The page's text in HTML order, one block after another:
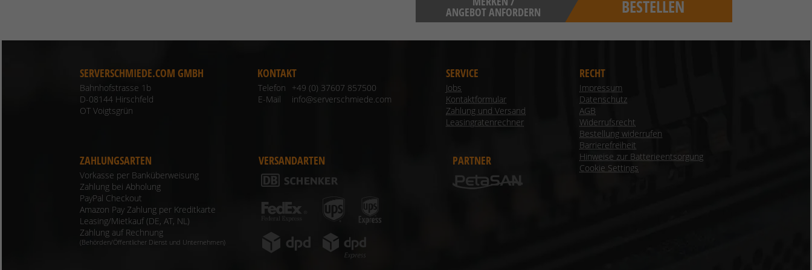
ANGEBOT ANFORDERN BESTELLEN
SERVERSCHMIEDE.COM GMBH
Bahnhofstrasse 1b
D-08144 Hirschfeld
OT Voigtsgrün
KONTAKT
Telefon
+49 (0) 37607 857500
E-Mail
info@serverschmiede.com
SERVICE
Jobs
Kontaktformular
Zahlung und Versand
Leasingratenrechner
RECHT
Impressum
Datenschutz
AGB
Widerrufsrecht
Bestellung widerrufen
Barrierefreiheit
Hinweise zur Batterieentsorgung
Cookie Settings
ZAHLUNGSARTEN
Vorkasse per Banküberweisung
Zahlung bei Abholung
PayPal Checkout
Amazon Pay Zahlung per Kreditkarte
Leasing/Mietkauf (DE, AT, NL)
Zahlung auf Rechnung
(Behörden/Öffentlicher Dienst und Unternehmen)
VERSANDARTEN PARTNER